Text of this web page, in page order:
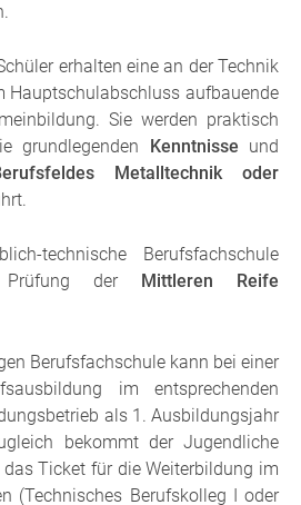
erhalten eine an der Technik
Hauptschulabschluss aufbauende
Sie werden praktisch
grundlegenden
Kenntnisse und
Metalltechnik oder
technische Berufsfachschule
der
Mittleren Reife
Berufsfachschule kann bei einer
im entsprechenden
als 1. Ausbildungsjahr
bekommt der Jugendliche
Ticket für die Weiterbildung im
(Technisches Berufskolleg I oder